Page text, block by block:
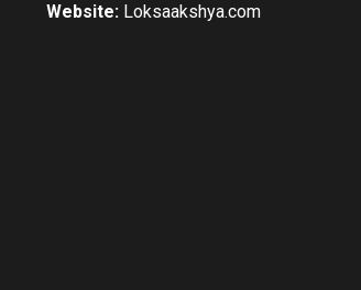
Website: Loksaakshya.com